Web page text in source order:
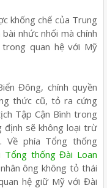
khống chế của Trung
nhức nhối mà chính
quan hệ với Mỹ
Đông, chính quyền
thức cũ, tỏ ra cứng
Tập Cận Bình trong
định sẽ không loại trừ
phía Tổng thống
Tổng thống Đài Loan
ông không tỏ thái
hệ giữ Mỹ với Đài